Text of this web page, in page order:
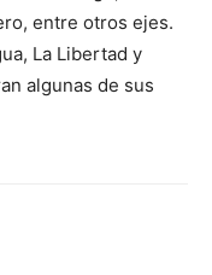
entre otros ejes.
La Libertad y
algunas de sus